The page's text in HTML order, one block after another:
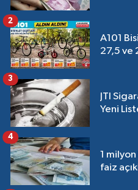
A101
27,5 ve
2
JTI
Yeni
3
1 milyon
faiz
4